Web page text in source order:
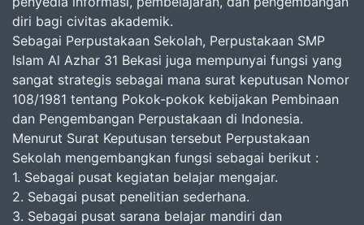
diri bagi civitas akademik.
Sebagai Perpustakaan Sekolah, Perpustakaan SMP
Islam Al Azhar 31 Bekasi juga mempunyai fungsi yang
sangat strategis sebagai mana surat keputusan Nomor
108/1981 tentang Pokok-pokok kebijakan Pembinaan
dan Pengembangan Perpustakaan di Indonesia.
Menurut Surat Keputusan tersebut Perpustakaan
Sekolah mengembangkan fungsi sebagai berikut :
1. Sebagai pusat kegiatan belajar mengajar.
2. Sebagai pusat penelitian sederhana.
3. Sebagai pusat sarana belajar mandiri dan